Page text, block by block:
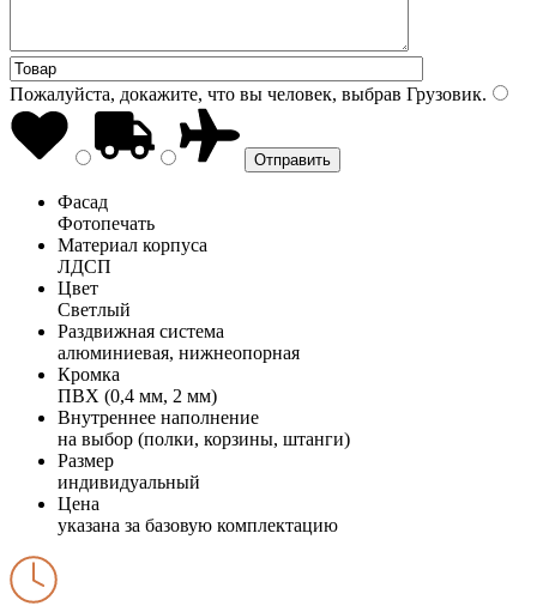
Пожалуйста, докажите, что вы человек, выбрав Грузовик.
Фасад
Фотопечать
Материал корпуса
ЛДСП
Цвет
Светлый
Раздвижная система
алюминиевая, нижнеопорная
Кромка
ПВХ (0,4 мм, 2 мм)
Внутреннее наполнение
на выбор (полки, корзины, штанги)
Размер
индивидуальный
Цена
указана за базовую комплектацию